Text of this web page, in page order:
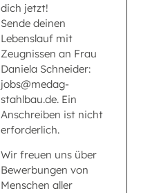
dich jetzt!
Sende deinen
Lebenslauf mit
Zeugnissen an Frau
Daniela Schneider:
jobs@medag-
stahlbau.de. Ein
Anschreiben ist nicht
erforderlich.
Wir freuen uns über
Bewerbungen von
Menschen aller